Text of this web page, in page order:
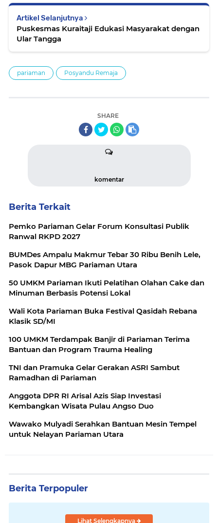
Artikel Selanjutnya
Puskesmas Kuraitaji Edukasi Masyarakat dengan
Ular Tangga
pariaman Posyandu Remaja
SHARE
komentar
Berita Terkait
Pemko Pariaman Gelar Forum Konsultasi Publik
Ranwal RKPD 2027
BUMDes Ampalu Makmur Tebar 30 Ribu Benih Lele,
Pasok Dapur MBG Pariaman Utara
50 UMKM Pariaman Ikuti Pelatihan Olahan Cake dan
Minuman Berbasis Potensi Lokal
Wali Kota Pariaman Buka Festival Qasidah Rebana
Klasik SD/MI
100 UMKM Terdampak Banjir di Pariaman Terima
Bantuan dan Program Trauma Healing
TNI dan Pramuka Gelar Gerakan ASRI Sambut
Ramadhan di Pariaman
Anggota DPR RI Arisal Azis Siap Investasi
Kembangkan Wisata Pulau Angso Duo
Wawako Mulyadi Serahkan Bantuan Mesin Tempel
untuk Nelayan Pariaman Utara
Berita Terpopuler
Lihat Selengkapnya